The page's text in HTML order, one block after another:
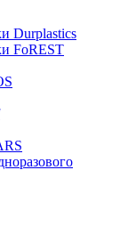
Durplastics
FoREST